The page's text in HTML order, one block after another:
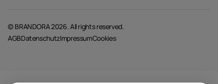
© BRANDORA 2026. All rights reserved.
AGBDatenschutzImpressumCookies